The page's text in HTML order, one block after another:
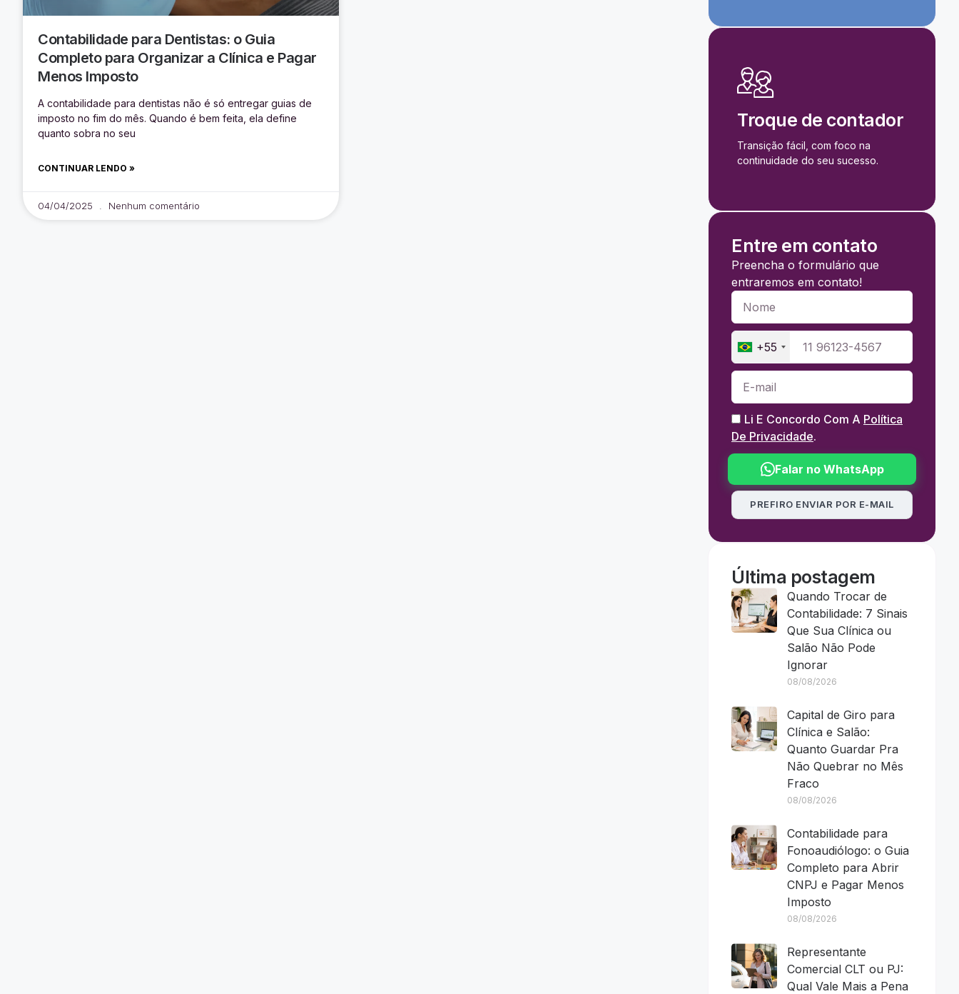
Contabilidade para Dentistas: o Guia
Completo para Organizar a Clínica e Pagar
Menos Imposto
A contabilidade para dentistas não é só entregar guias de
imposto no fim do mês. Quando é bem feita, ela define
quanto sobra no seu
CONTINUAR LENDO »
04/04/2025 Nenhum comentário
Troque de contador
Transição fácil, com foco na
continuidade do seu sucesso.
Entre em contato
Preencha o formulário que
entraremos em contato!
+55
Li E Concordo Com A Política
De Privacidade.
Falar no WhatsApp
PREFIRO ENVIAR POR E-MAIL
Última postagem
Quando Trocar de
Contabilidade: 7 Sinais
Que Sua Clínica ou
Salão Não Pode
Ignorar
08/08/2026
Capital de Giro para
Clínica e Salão:
Quanto Guardar Pra
Não Quebrar no Mês
Fraco
08/08/2026
Contabilidade para
Fonoaudiólogo: o Guia
Completo para Abrir
CNPJ e Pagar Menos
Imposto
08/08/2026
Representante
Comercial CLT ou PJ:
Qual Vale Mais a Pena